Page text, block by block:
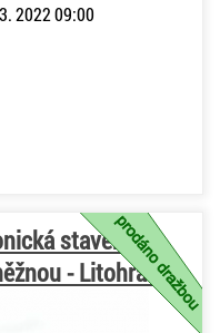
2022 09:00
stavebních
- Litohrady